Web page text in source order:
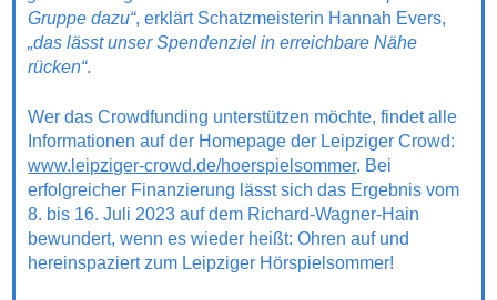
Gruppe dazu“, erklärt Schatzmeisterin Hannah Evers,
„das lässt unser Spendenziel in erreichbare Nähe
rücken“.
Wer das Crowdfunding unterstützen möchte, findet alle
Informationen auf der Homepage der Leipziger Crowd:
www.leipziger-crowd.de/hoerspielsommer. Bei
erfolgreicher Finanzierung lässt sich das Ergebnis vom
8. bis 16. Juli 2023 auf dem Richard-Wagner-Hain
bewundert, wenn es wieder heißt: Ohren auf und
hereinspaziert zum Leipziger Hörspielsommer!